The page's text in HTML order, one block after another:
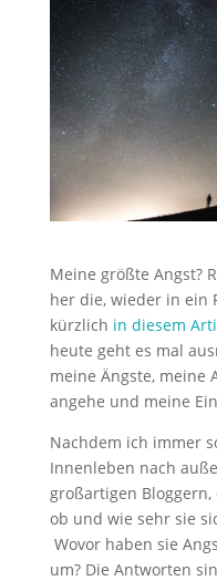
Meine größte Angst?
her die, wieder in ein
kürzlich in diesem
heute geht es mal
meine Ängste, meine
angehe und meine
Nachdem ich immer
Innenleben nach
großartigen
ob und wie sehr sie
Wovor haben sie
um? Die Antworten